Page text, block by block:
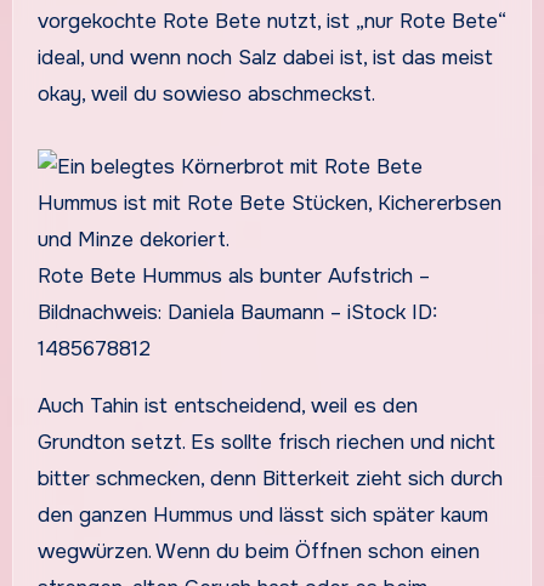
vorgekochte Rote Bete nutzt, ist „nur Rote Bete“
ideal, und wenn noch Salz dabei ist, ist das meist
okay, weil du sowieso abschmeckst.
Rote Bete Hummus als bunter Aufstrich –
Bildnachweis: Daniela Baumann – iStock ID:
1485678812
Auch Tahin ist entscheidend, weil es den
Grundton setzt. Es sollte frisch riechen und nicht
bitter schmecken, denn Bitterkeit zieht sich durch
den ganzen Hummus und lässt sich später kaum
wegwürzen. Wenn du beim Öffnen schon einen